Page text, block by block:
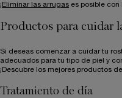
¡ Eliminar las arrugas es posible con
Productos para cuidar
Si deseas comenzar a cuidar tu
adecuados para tu tipo de piel y
¡Descubre los mejores productos
Tratamiento de día